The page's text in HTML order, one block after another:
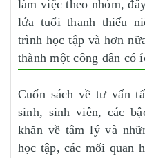
làm việc theo nhóm,
lứa tuổi thanh thiếu
trình học tập và hơn
thành một công dân có
Cuốn sách về tư vấn
sinh, sinh viên, các
khăn về tâm lý và
học tập, các mối quan